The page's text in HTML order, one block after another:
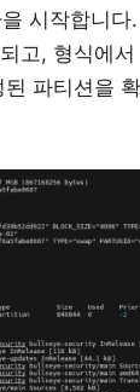
시작합니다
고, 형식에
파티션을